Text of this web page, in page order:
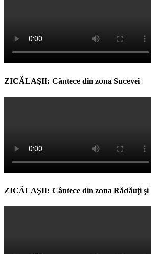
ZICĂLAŞII: Cântece din zona Sucevei
ZICĂLAŞII: Cântece din zona Rădăuţi şi